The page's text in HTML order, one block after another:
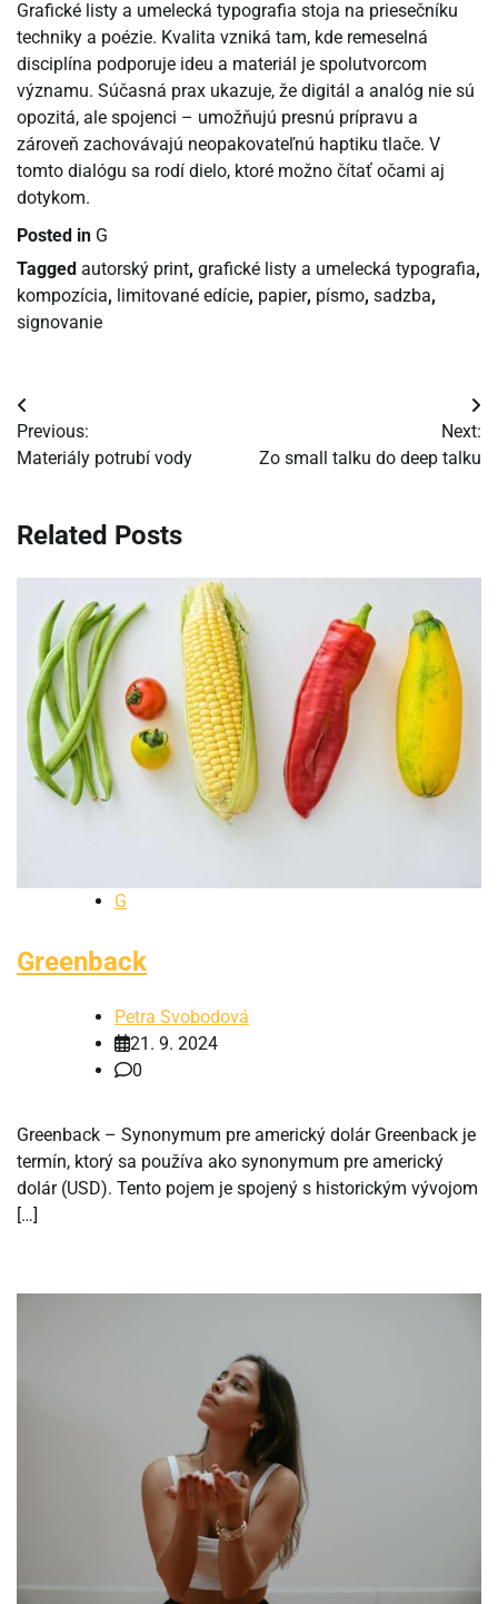
Grafické listy a umelecká typografia stoja na priesečníku
techniky a poézie. Kvalita vzniká tam, kde remeselná
disciplína podporuje ideu a materiál je spolutvorcom
významu. Súčasná prax ukazuje, že digitál a analóg nie sú
opozitá, ale spojenci – umožňujú presnú prípravu a
zároveň zachovávajú neopakovateľnú haptiku tlače. V
tomto dialógu sa rodí dielo, ktoré možno čítať očami aj
dotykom.
Posted in G
Tagged autorský print, grafické listy a umelecká typografia,
kompozícia, limitované edície, papier, písmo, sadzba,
signovanie
Navigácia
v
Previous:
Materiály potrubí vody
Next:
Zo small talku do deep talku
Related Posts
G
Greenback
Petra Svobodová
21. 9. 2024
0
Greenback – Synonymum pre americký dolár Greenback je
termín, ktorý sa používa ako synonymum pre americký
dolár (USD). Tento pojem je spojený s historickým vývojom
[…]